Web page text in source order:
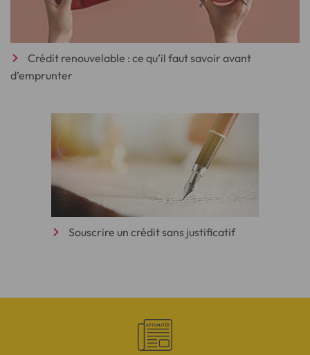
Crédit renouvelable : ce qu’il faut savoir avant
d’emprunter
Souscrire un crédit sans justificatif